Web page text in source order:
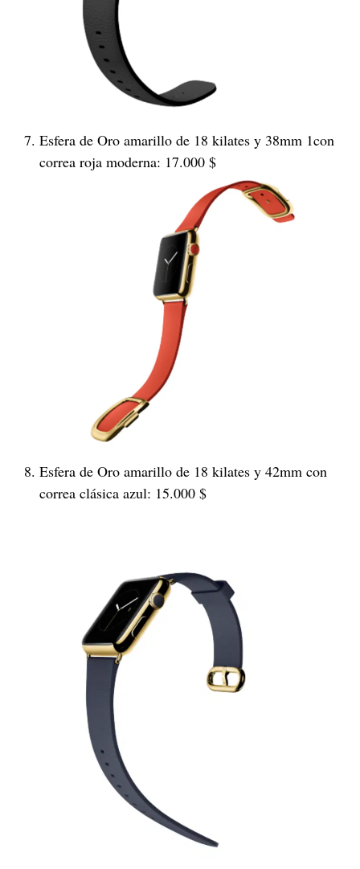
Esfera de Oro amarillo de 18 kilates y 38mm 1con
correa roja moderna: 17.000 $
Esfera de Oro amarillo de 18 kilates y 42mm con
correa clásica azul: 15.000 $